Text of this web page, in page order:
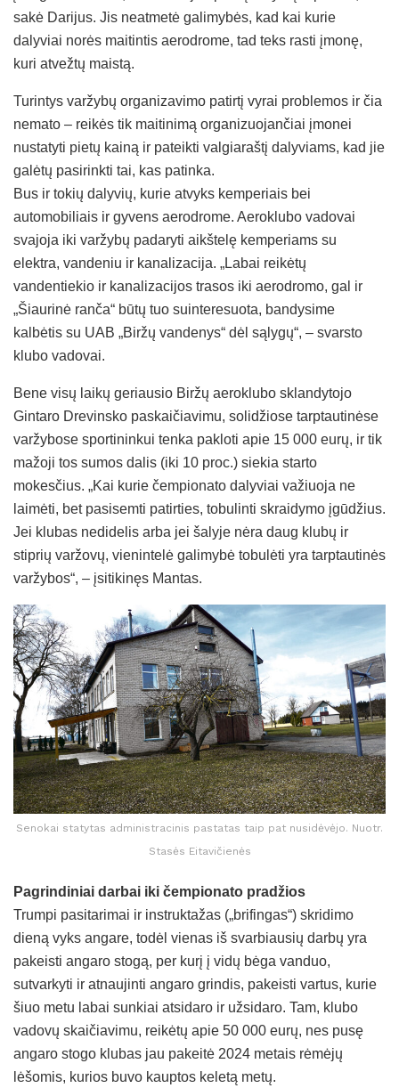
sakė Darijus. Jis neatmetė galimybės, kad kai kurie
dalyviai norės maitintis aerodrome, tad teks rasti įmonę,
kuri atvežtų maistą.
Turintys varžybų organizavimo patirtį vyrai problemos ir čia
nemato – reikės tik maitinimą organizuojančiai įmonei
nustatyti pietų kainą ir pateikti valgiaraštį dalyviams, kad jie
galėtų pasirinkti tai, kas patinka.
Bus ir tokių dalyvių, kurie atvyks kemperiais bei
automobiliais ir gyvens aerodrome. Aeroklubo vadovai
svajoja iki varžybų padaryti aikštelę kemperiams su
elektra, vandeniu ir kanalizacija. „Labai reikėtų
vandentiekio ir kanalizacijos trasos iki aerodromo, gal ir
„Šiaurinė ranča“ būtų tuo suinteresuota, bandysime
kalbėtis su UAB „Biržų vandenys“ dėl sąlygų“, – svarsto
klubo vadovai.
Bene visų laikų geriausio Biržų aeroklubo sklandytojo
Gintaro Drevinsko paskaičiavimu, solidžiose tarptautinėse
varžybose sportininkui tenka pakloti apie 15 000 eurų, ir tik
mažoji tos sumos dalis (iki 10 proc.) siekia starto
mokesčius. „Kai kurie čempionato dalyviai važiuoja ne
laimėti, bet pasisemti patirties, tobulinti skraidymo įgūdžius.
Jei klubas nedidelis arba jei šalyje nėra daug klubų ir
stiprių varžovų, vienintelė galimybė tobulėti yra tarptautinės
varžybos“, – įsitikinęs Mantas.
Senokai statytas administracinis pastatas taip pat nusidėvėjo. Nuotr.
Stasės Eitavičienės
Pagrindiniai darbai iki čempionato pradžios
Trumpi pasitarimai ir instruktažas („brifingas“) skridimo
dieną vyks angare, todėl vienas iš svarbiausių darbų yra
pakeisti angaro stogą, per kurį į vidų bėga vanduo,
sutvarkyti ir atnaujinti angaro grindis, pakeisti vartus, kurie
šiuo metu labai sunkiai atsidaro ir užsidaro. Tam, klubo
vadovų skaičiavimu, reikėtų apie 50 000 eurų, nes pusę
angaro stogo klubas jau pakeitė 2024 metais rėmėjų
lėšomis, kurios buvo kauptos keletą metų.